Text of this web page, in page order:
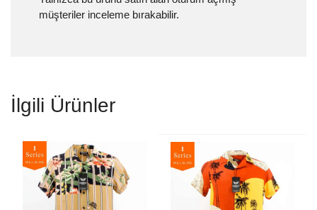
müşteriler inceleme bırakabilir.
İlgili Ürünler